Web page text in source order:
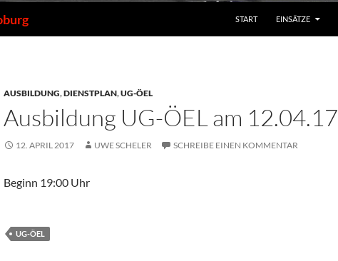
START EINSÄTZE
AUSBILDUNG,DIENSTPLAN,UG-ÖEL
Ausbildung UG-ÖEL am 12.04.17
12. APRIL 2017 UWE SCHELER SCHREIBE EINEN KOMMENTAR
Beginn 19:00 Uhr
UG-ÖEL